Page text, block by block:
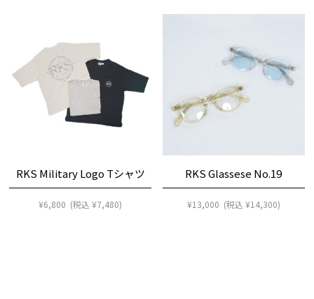
RKS Military Logo Tシャツ
¥6,800 (税込 ¥7,480)
RKS Glassese No.19
¥13,000 (税込 ¥14,300)